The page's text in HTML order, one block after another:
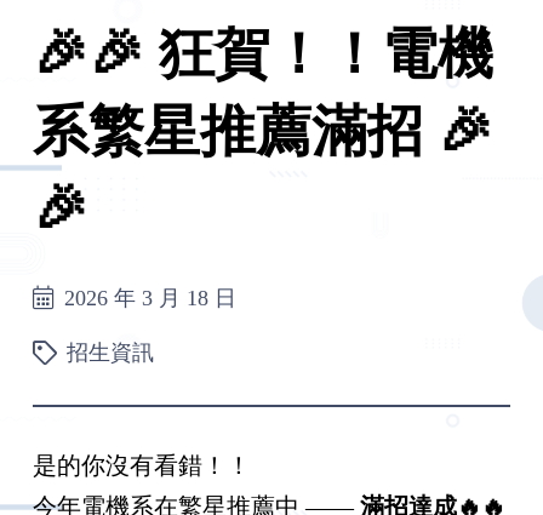
🎉🎉 狂賀！！電機
系繁星推薦滿招 🎉
🎉
2026 年 3 月 18 日
招生資訊
是的你沒有看錯！！
今年電機系在繁星推薦中 ——滿招達成🔥🔥